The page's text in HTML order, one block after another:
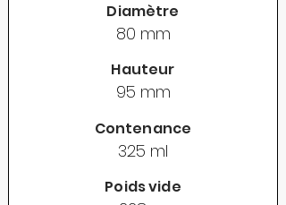
Diamètre
80 mm
Hauteur
95 mm
Contenance
325 ml
Poids vide